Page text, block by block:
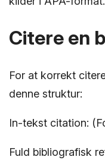
Citere en
For at korrekt
denne struktur:
In-tekst citation:
Fuld bibliografisk